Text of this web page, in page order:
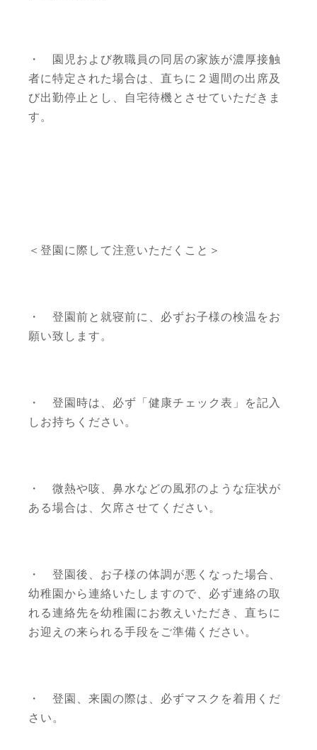
・ 園児および教職員の同居の家族が濃厚接触
者に特定された場合は、直ちに２週間の出席及
び出勤停止とし、自宅待機とさせていただきま
す。
＜登園に際して注意いただくこと＞
・ 登園前と就寝前に、必ずお子様の検温をお
願い致します。
・ 登園時は、必ず「健康チェック表」を記入
しお持ちください。
・ 微熱や咳、鼻水などの風邪のような症状が
ある場合は、欠席させてください。
・ 登園後、お子様の体調が悪くなった場合、
幼稚園から連絡いたしますので、必ず連絡の取
れる連絡先を幼稚園にお教えいただき、直ちに
お迎えの来られる手段をご準備ください。
・ 登園、来園の際は、必ずマスクを着用くだ
さい。